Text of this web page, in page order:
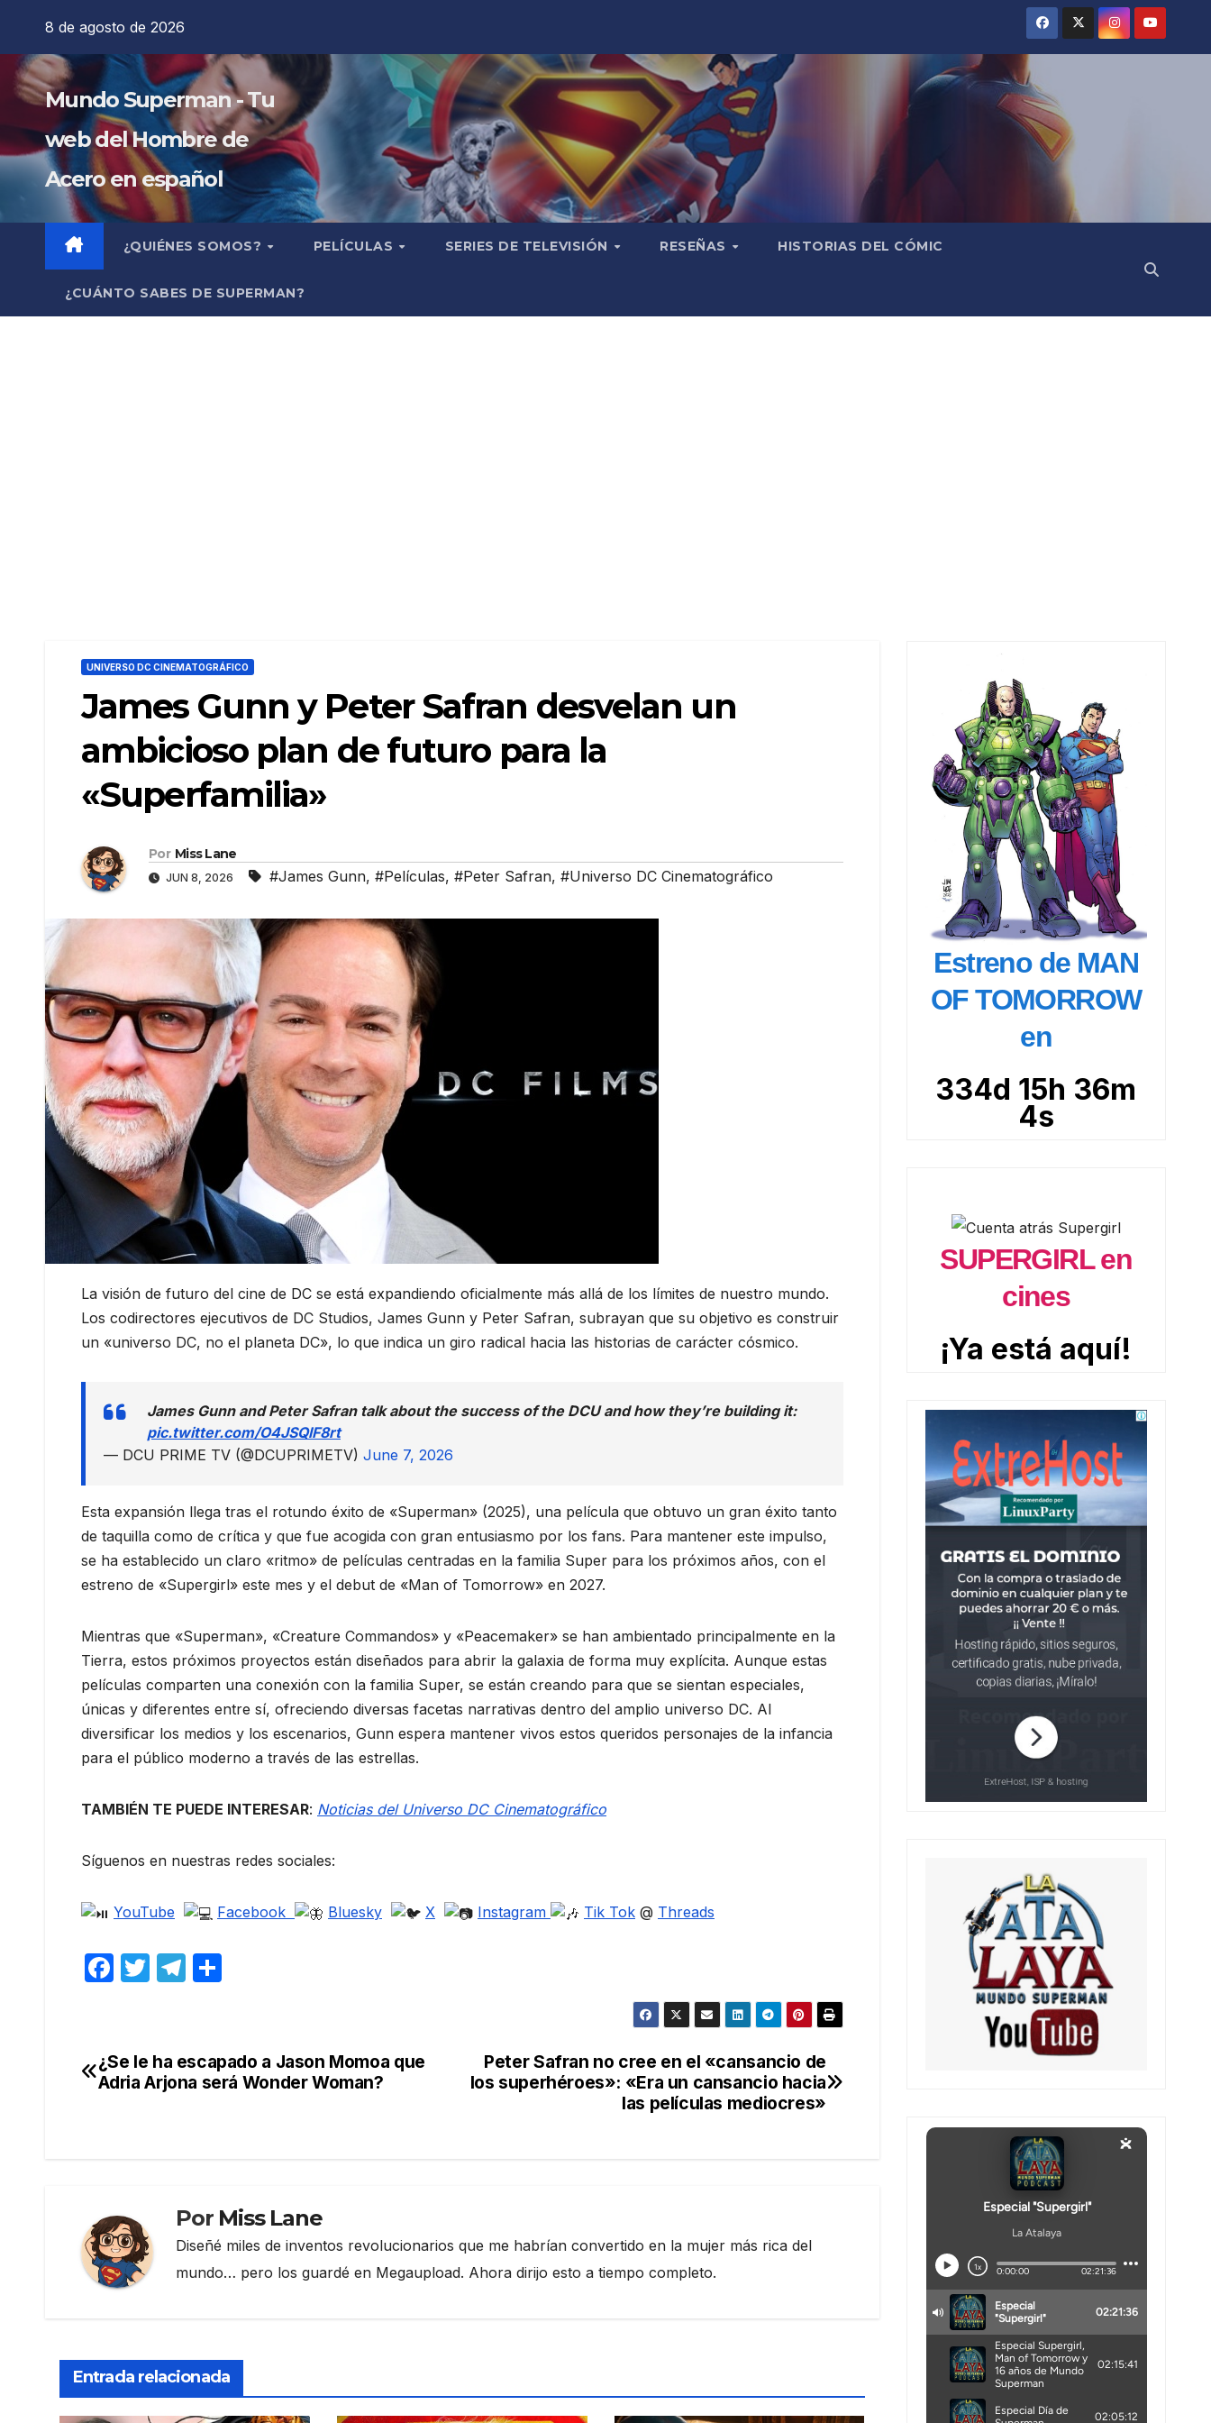
contenido
8 de agosto de 2026
Mundo Superman - Tu
web del Hombre de
Acero en español
¿QUIÉNES SOMOS? PELÍCULAS SERIES DE TELEVISIÓN RESEÑAS HISTORIAS DEL CÓMIC
¿CUÁNTO SABES DE SUPERMAN?
UNIVERSO DC CINEMATOGRÁFICO
James Gunn y Peter Safran desvelan un
ambicioso plan de futuro para la
«Superfamilia»
Por Miss Lane
JUN 8, 2026 #James Gunn, #Películas, #Peter Safran, #Universo DC Cinematográfico
La visión de futuro del cine de DC se está expandiendo oficialmente más allá de los límites de nuestro mundo.
Los codirectores ejecutivos de DC Studios, James Gunn y Peter Safran, subrayan que su objetivo es construir
un «universo DC, no el planeta DC», lo que indica un giro radical hacia las historias de carácter cósmico.
James Gunn and Peter Safran talk about the success of the DCU and how they’re building it:
pic.twitter.com/O4JSQlF8rt
— DCU PRIME TV (@DCUPRIMETV) June 7, 2026
Esta expansión llega tras el rotundo éxito de «Superman» (2025), una película que obtuvo un gran éxito tanto
de taquilla como de crítica y que fue acogida con gran entusiasmo por los fans. Para mantener este impulso,
se ha establecido un claro «ritmo» de películas centradas en la familia Super para los próximos años, con el
estreno de «Supergirl» este mes y el debut de «Man of Tomorrow» en 2027.
Mientras que «Superman», «Creature Commandos» y «Peacemaker» se han ambientado principalmente en la
Tierra, estos próximos proyectos están diseñados para abrir la galaxia de forma muy explícita. Aunque estas
películas comparten una conexión con la familia Super, se están creando para que se sientan especiales,
únicas y diferentes entre sí, ofreciendo diversas facetas narrativas dentro del amplio universo DC. Al
diversificar los medios y los escenarios, Gunn espera mantener vivos estos queridos personajes de la infancia
para el público moderno a través de las estrellas.
TAMBIÉN TE PUEDE INTERESAR: Noticias del Universo DC Cinematográfico
Síguenos en nuestras redes sociales:
YouTube Facebook Bluesky X Instagram Tik Tok @ Threads
F
e
b
T
er
T
gr
a
p
ar
Navegación
Peter Safran no cree en el «cansancio de
los superhéroes»: «Era un cansancio hacia
las películas mediocres»
¿Se le ha escapado a Jason Momoa que
Adria Arjona será Wonder Woman?
Por Miss Lane
Diseñé miles de inventos revolucionarios que me habrían convertido en la mujer más rica del
mundo… pero los guardé en Megaupload. Ahora dirijo esto a tiempo completo.
Entrada relacionada
Estreno de MAN
OF TOMORROW
en
334d 15h 36m
3s
SUPERGIRL en
cines
¡Ya está aquí!